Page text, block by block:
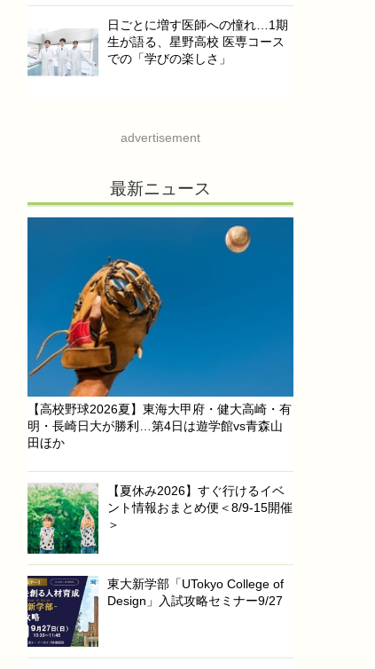
日ごとに増す医師への憧れ…1期
生が語る、星野高校 医専コース
での「学びの楽しさ」
advertisement
最新ニュース
【高校野球2026夏】東海大甲府・健大高崎・有
明・長崎日大が勝利…第4日は遊学館vs青森山
田ほか
【夏休み2026】すぐ行けるイベ
ント情報おまとめ便＜8/9-15開催
＞
東大新学部「UTokyo College of
Design」入試攻略セミナー9/27